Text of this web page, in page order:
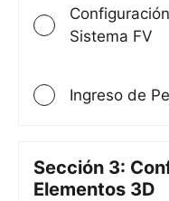
Sistema FV
Ingreso de
Sección 3:
Elementos 3D